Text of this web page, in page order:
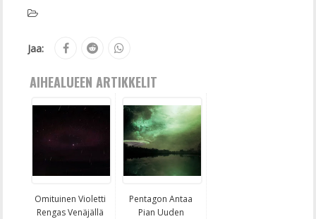
Jaa:
AIHEALUEEN ARTIKKELIT
Omituinen Violetti
Rengas Venäjällä
Pentagon Antaa
Pian Uuden